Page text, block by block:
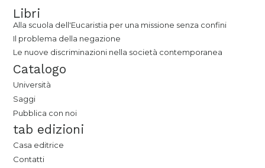
Libri
Alla scuola dell'Eucaristia per una missione senza confini
Il problema della negazione
Le nuove discriminazioni nella società contemporanea
Catalogo
Università
Saggi
Pubblica con noi
tab edizioni
Casa editrice
Contatti